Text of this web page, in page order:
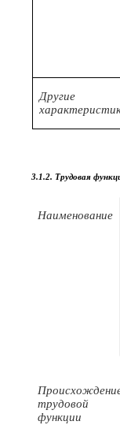
Другие
3.1.2. Трудовая
Наименование
трудовой
функции